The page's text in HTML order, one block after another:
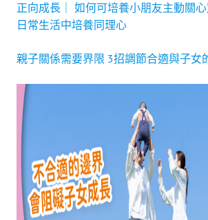
正向成長｜ 如何可培養小朋友主動關
日常生活中培養同理心
親子關係需要界限 3招調節合適與子女